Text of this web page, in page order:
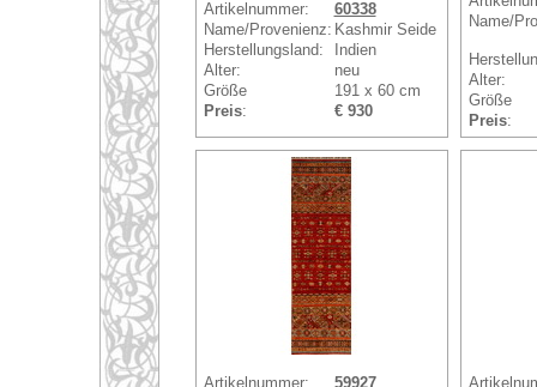
Artikelnummer:
60338
Name/Provenienz: Kashmir Seide
Herstellungsland:
Indien
Alter:
neu
Größe
191 x 60 cm
Preis: € 930
Name/
Alter:
Größe
Preis:
Artikelnummer: 59927